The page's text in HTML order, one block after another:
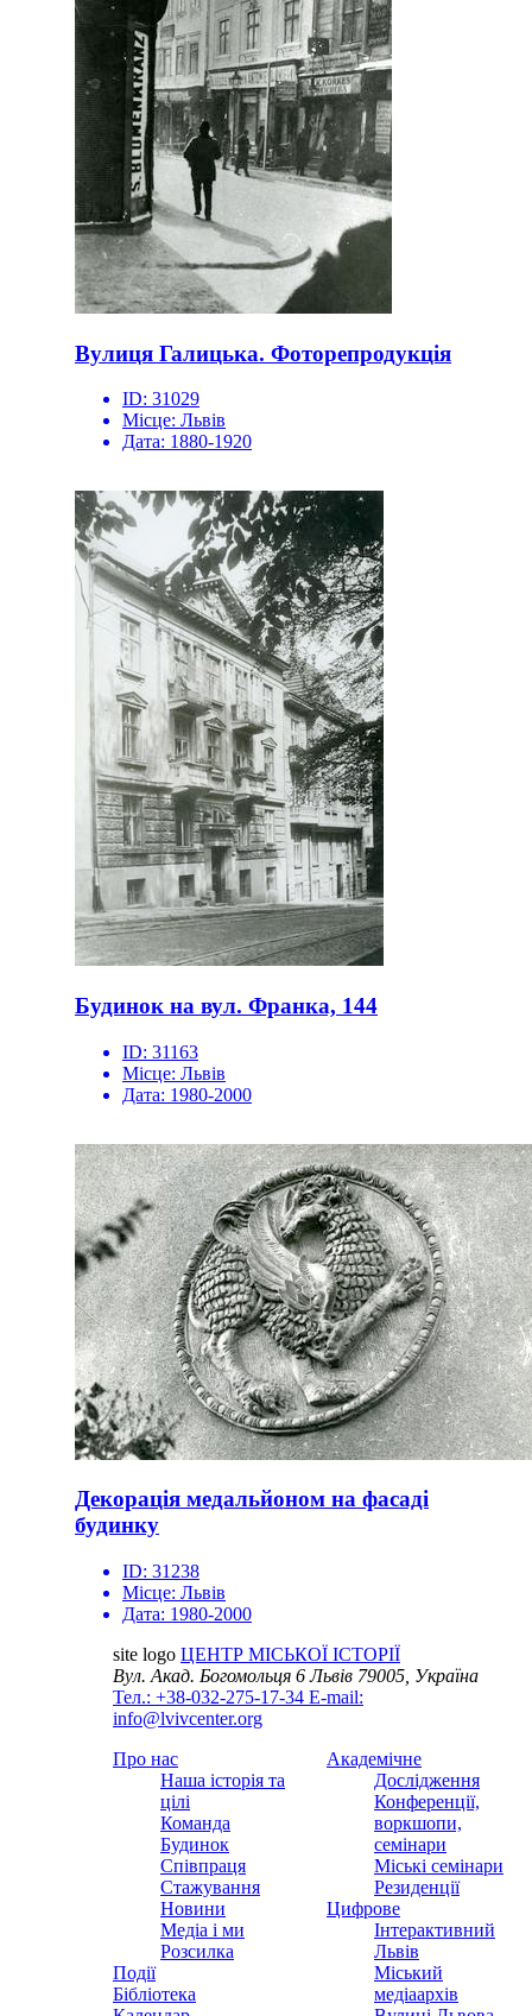
Вулиця Галицька. Фоторепродукція
ID: 31029
Місце: Львів
Дата: 1880-1920
Будинок на вул. Франка, 144
ID: 31163
Місце: Львів
Дата: 1980-2000
Декорація медальйоном на фасаді
будинку
ID: 31238
Місце: Львів
Дата: 1980-2000
site logo ЦЕНТР МІСЬКОЇ ІСТОРІЇ
Вул. Акад. Богомольця 6Львів 79005, Україна
Тел.: +38-032-275-17-34 E-mail:
info@lvivcenter.org
Про нас
Наша історія та
цілі
Команда
Будинок
Співпраця
Стажування
Новини
Медіа і ми
Розсилка
Події
Бібліотека
Академічне
Дослідження
Конференції,
воркшопи,
семінари
Міські семінари
Резиденції
Цифрове
Інтерактивний
Львів
Міський
медіаархів